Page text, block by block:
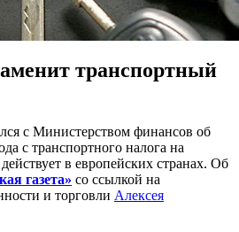
транспортный
с Министерством финансов об
с транспортного налога на
в европейских странах. Об
газета» со ссылкой на
и торговли Алексея